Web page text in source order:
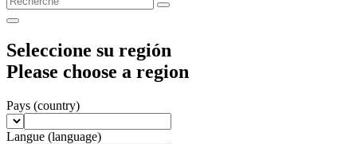
Seleccione su región
Please choose a region
Pays (country)
Langue (language)